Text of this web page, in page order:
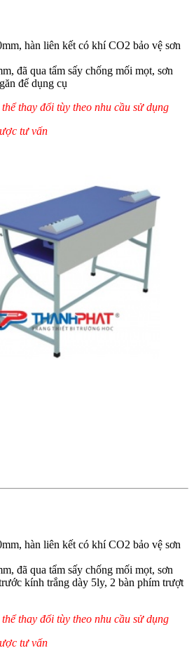
hàn liên kết có khí CO2 bảo vệ sơn
đã qua tẩm sấy chống mối mọt, sơn
để dụng cụ
thay đổi tùy theo nhu cầu sử dụng
tư vấn
hàn liên kết có khí CO2 bảo vệ sơn
đã qua tẩm sấy chống mối mọt, sơn
kính trắng dày 5ly, 2 bàn phím trượt
thay đổi tùy theo nhu cầu sử dụng
tư vấn